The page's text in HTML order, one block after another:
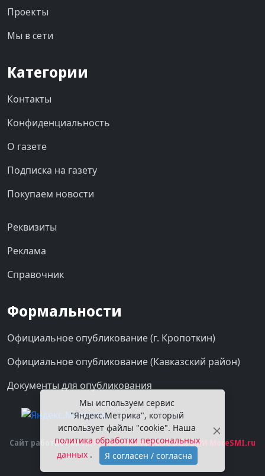
Проекты
Мы в сети
Категории
Контакты
Конфиденциальность
О газете
Подписка на газету
Покупаем новости
Реквизиты
Реклама
Справочник
Формальности
Официальное опубликование (г. Кропоткин)
Официальное опубликование (Кавказский район)
Документы для опубликования
Сайт работает наИнтернет-Платформе для СМИ MoreSMI.ru
Мы используем сервис
"Яндекс.Метрика", который
использует файлы "cookie". Наша
политика обработки персональных
данных . Я согласен / согласна